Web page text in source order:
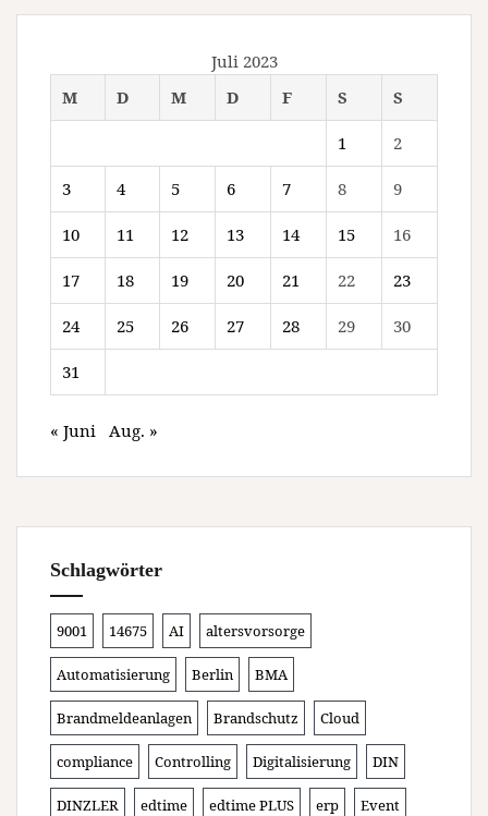
Juli 2023
M
D M D F S S
1 2
3 4 5 6 7 8 9
10 11 12 13 14 15 16
17 18 19 20 21 22 23
24 25 26 27 28 29 30
31
« Juni Aug. »
Schlagwörter
9001 14675 AI altersvorsorge
Automatisierung Berlin BMA
Brandmeldeanlagen Brandschutz Cloud
compliance Controlling Digitalisierung DIN
DINZLER edtime edtime PLUS erp Event